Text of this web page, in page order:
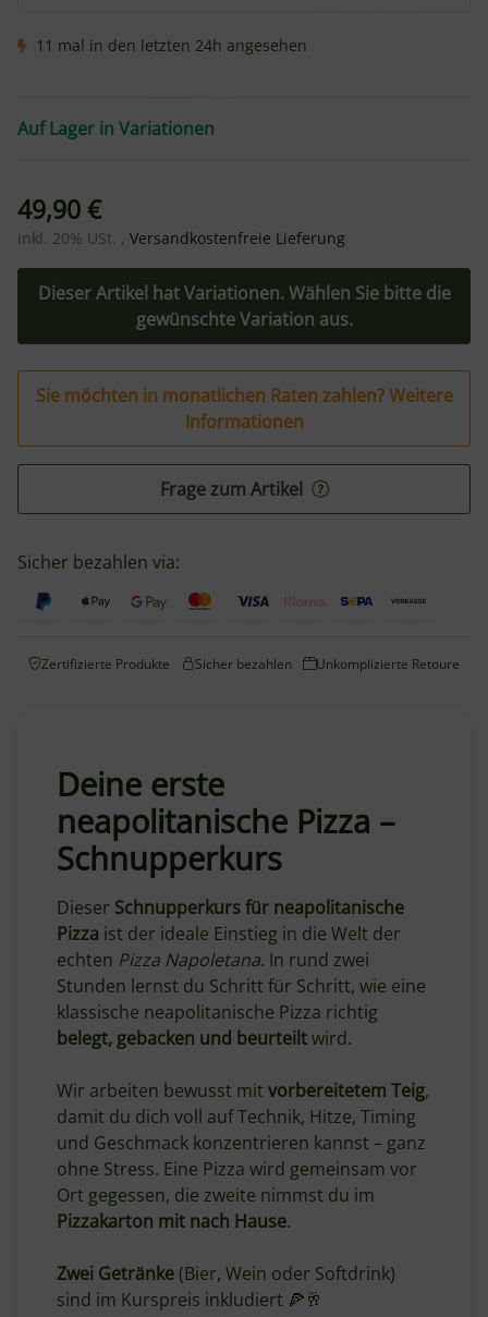
11 mal in den letzten 24h angesehen
Auf Lager in Variationen
49,90 €
inkl. 20% USt. , Versandkostenfreie Lieferung
Dieser Artikel hat Variationen. Wählen Sie bitte die
gewünschte Variation aus.
Sie möchten in monatlichen Raten zahlen?Weitere
Informationen
Frage zum Artikel
Sicher bezahlen via:
Zertifizierte Produkte Sicher bezahlen Unkomplizierte Retoure
Deine erste
neapolitanische Pizza –
Schnupperkurs
Dieser Schnupperkurs für neapolitanische
Pizza ist der ideale Einstieg in die Welt der
echten Pizza Napoletana. In rund zwei
Stunden lernst du Schritt für Schritt, wie eine
klassische neapolitanische Pizza richtig
belegt, gebacken und beurteiltwird.
Wir arbeiten bewusst mit vorbereitetem Teig,
damit du dich voll auf Technik, Hitze, Timing
und Geschmack konzentrieren kannst – ganz
ohne Stress. Eine Pizza wird gemeinsam vor
Ort gegessen, die zweite nimmst du im
Pizzakarton mit nach Hause.
Zwei Getränke(Bier, Wein oder Softdrink)
sind im Kurspreis inkludiert 🍕🥂